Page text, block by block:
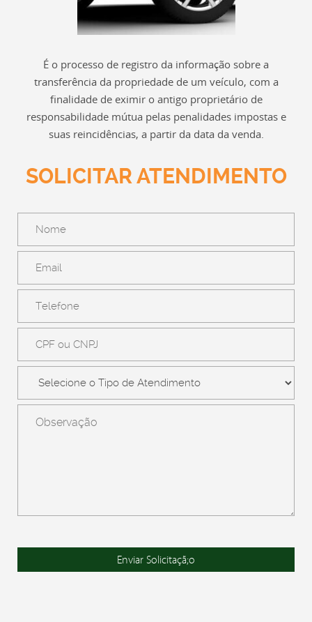
É o processo de registro da informação sobre a
transferência da propriedade de um veículo, com a
finalidade de eximir o antigo proprietário de
responsabilidade mútua pelas penalidades impostas e
suas reincidências, a partir da data da venda.
SOLICITAR ATENDIMENTO